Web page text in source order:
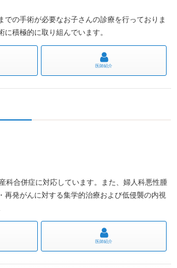
での手術が必要なお子さんの診療を行っておりま
積極的に取り組んでいます。
医師紹介
科合併症に対応しています。また、婦人科悪性腫
再発がんに対する集学的治療および低侵襲の内視
医師紹介